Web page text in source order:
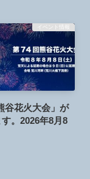
イベント情報
谷花火大会」が
。2026年8月8